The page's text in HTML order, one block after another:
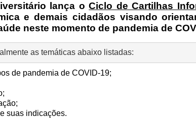
lança oCiclo de Cartilhas
e demais cidadãos visando
neste momento de pandemia de
as temáticas abaixo listadas:
de pandemia de COVID-19;
suas indicações.